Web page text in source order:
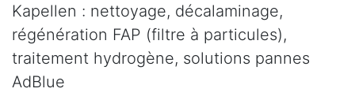
Kapellen : nettoyage, décalaminage,
régénération FAP (filtre à particules),
traitement hydrogène, solutions pannes
AdBlue